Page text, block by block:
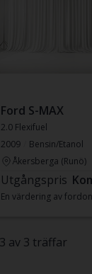
Ford S-MAX
2.0 Flexifuel
2009
Bensin/Etanol
Åkersberga (Runö)
Utgångspris
En värdering av
av 3 träffar